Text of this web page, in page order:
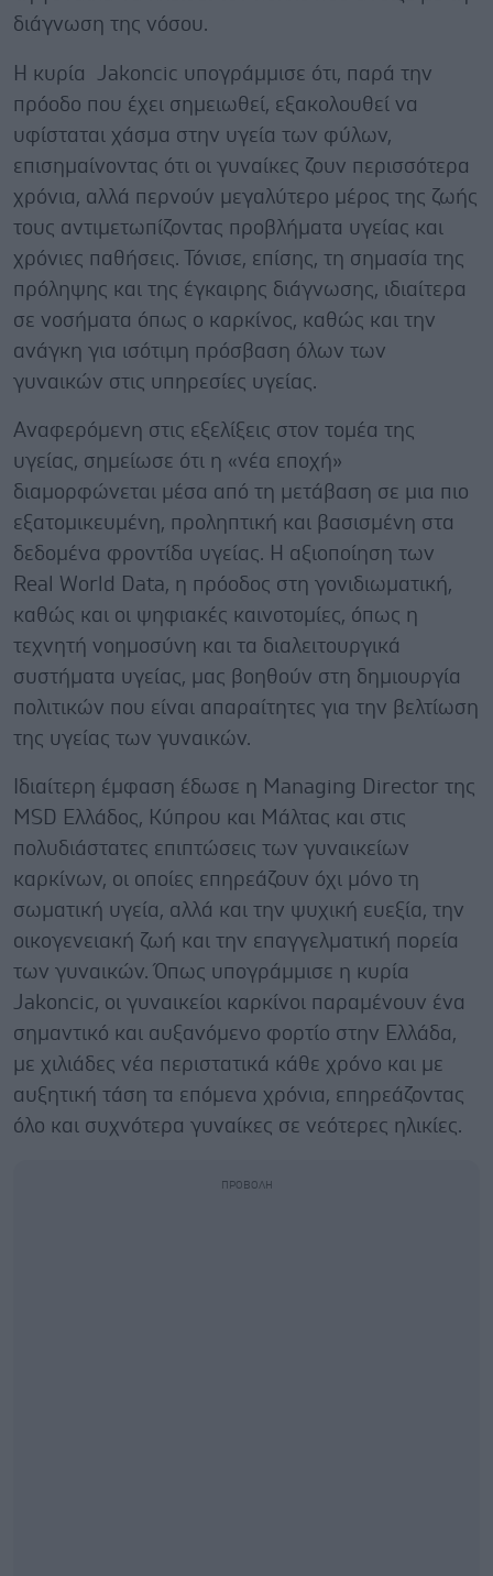
διάγνωση της νόσου.
Η κυρία Jakoncic υπογράμμισε ότι, παρά την
πρόοδο που έχει σημειωθεί, εξακολουθεί να
υφίσταται χάσμα στην υγεία των φύλων,
επισημαίνοντας ότι οι γυναίκες ζουν περισσότερα
χρόνια, αλλά περνούν μεγαλύτερο μέρος της ζωής
τους αντιμετωπίζοντας προβλήματα υγείας και
χρόνιες παθήσεις. Τόνισε, επίσης, τη σημασία της
πρόληψης και της έγκαιρης διάγνωσης, ιδιαίτερα
σε νοσήματα όπως ο καρκίνος, καθώς και την
ανάγκη για ισότιμη πρόσβαση όλων των
γυναικών στις υπηρεσίες υγείας.
Αναφερόμενη στις εξελίξεις στον τομέα της
υγείας, σημείωσε ότι η «νέα εποχή»
διαμορφώνεται μέσα από τη μετάβαση σε μια πιο
εξατομικευμένη, προληπτική και βασισμένη στα
δεδομένα φροντίδα υγείας. Η αξιοποίηση των
Real World Data, η πρόοδος στη γονιδιωματική,
καθώς και οι ψηφιακές καινοτομίες, όπως η
τεχνητή νοημοσύνη και τα διαλειτουργικά
συστήματα υγείας, μας βοηθούν στη δημιουργία
πολιτικών που είναι απαραίτητες για την βελτίωση
της υγείας των γυναικών.
Ιδιαίτερη έμφαση έδωσε η Managing Director της
MSD Ελλάδος, Κύπρου και Μάλτας και στις
πολυδιάστατες επιπτώσεις των γυναικείων
καρκίνων, οι οποίες επηρεάζουν όχι μόνο τη
σωματική υγεία, αλλά και την ψυχική ευεξία, την
οικογενειακή ζωή και την επαγγελματική πορεία
των γυναικών. Όπως υπογράμμισε η κυρία
Jakoncic, οι γυναικείοι καρκίνοι παραμένουν ένα
σημαντικό και αυξανόμενο φορτίο στην Ελλάδα,
με χιλιάδες νέα περιστατικά κάθε χρόνο και με
αυξητική τάση τα επόμενα χρόνια, επηρεάζοντας
όλο και συχνότερα γυναίκες σε νεότερες ηλικίες.